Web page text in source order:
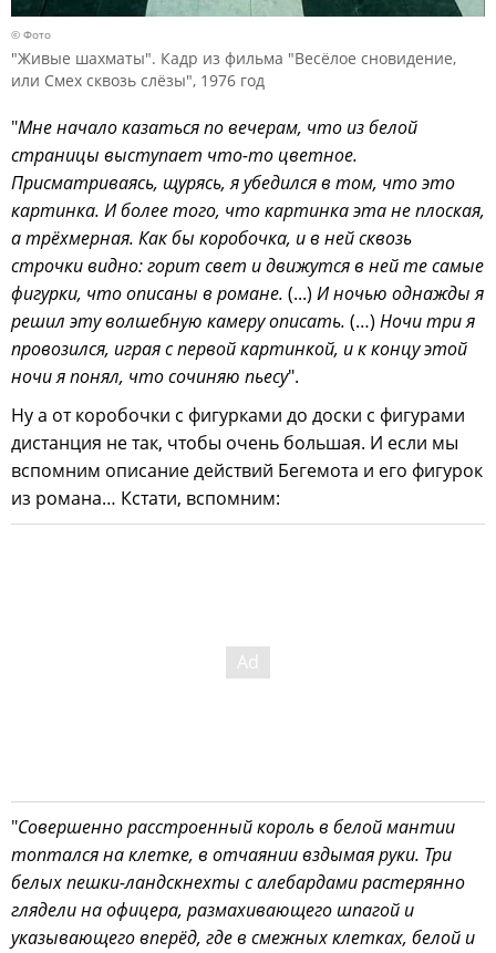
© Фото
"Живые шахматы". Кадр из фильма "Весёлое сновидение,
или Смех сквозь слёзы", 1976 год
"Мне начало казаться по вечерам, что из белой
страницы выступает что-то цветное.
Присматриваясь, щурясь, я убедился в том, что это
картинка. И более того, что картинка эта не плоская,
а трёхмерная. Как бы коробочка, и в ней сквозь
строчки видно: горит свет и движутся в ней те самые
фигурки, что описаны в романе. (...) И ночью однажды я
решил эту волшебную камеру описать. (…) Ночи три я
провозился, играя с первой картинкой, и к концу этой
ночи я понял, что сочиняю пьесу".
Ну а от коробочки с фигурками до доски с фигурами
дистанция не так, чтобы очень большая. И если мы
вспомним описание действий Бегемота и его фигурок
из романа… Кстати, вспомним:
"Совершенно расстроенный король в белой мантии
топтался на клетке, в отчаянии вздымая руки. Три
белых пешки-ландскнехты с алебардами растерянно
глядели на офицера, размахивающего шпагой и
указывающего вперёд, где в смежных клетках, белой и